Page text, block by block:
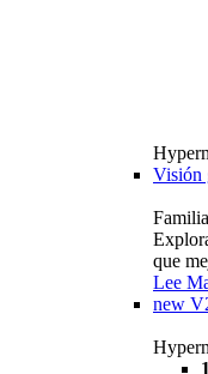
Visión
que
Lee
new